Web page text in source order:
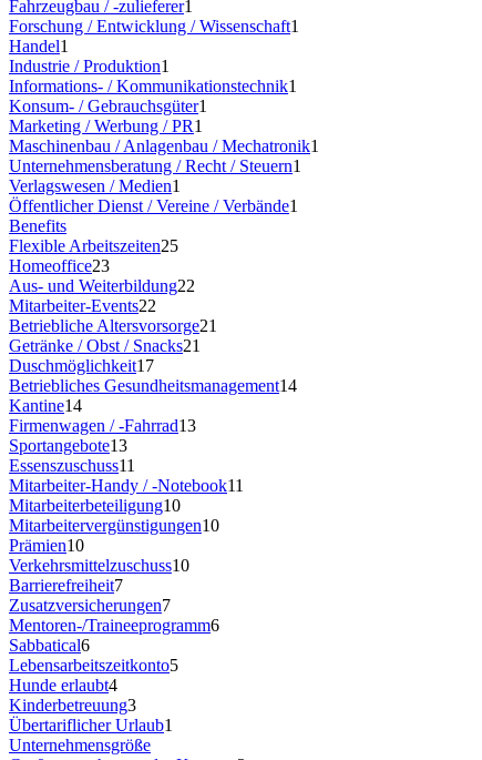
Fahrzeugbau / -zulieferer1
Forschung / Entwicklung / Wissenschaft1
Handel1
Industrie / Produktion1
Informations- / Kommunikationstechnik1
Konsum- / Gebrauchsgüter1
Marketing / Werbung / PR1
Maschinenbau / Anlagenbau / Mechatronik1
Unternehmensberatung / Recht / Steuern1
Verlagswesen / Medien1
Öffentlicher Dienst / Vereine / Verbände1
Benefits
Flexible Arbeitszeiten25
Homeoffice23
Aus- und Weiterbildung22
Mitarbeiter-Events22
Betriebliche Altersvorsorge21
Getränke / Obst / Snacks21
Duschmöglichkeit17
Betriebliches Gesundheitsmanagement14
Kantine14
Firmenwagen / -Fahrrad13
Sportangebote13
Essenszuschuss11
Mitarbeiter-Handy / -Notebook11
Mitarbeiterbeteiligung10
Mitarbeitervergünstigungen10
Prämien10
Verkehrsmittelzuschuss10
Barrierefreiheit7
Zusatzversicherungen7
Mentoren-/Traineeprogramm6
Sabbatical6
Lebensarbeitszeitkonto5
Hunde erlaubt4
Kinderbetreuung3
Übertariflicher Urlaub1
Unternehmensgröße